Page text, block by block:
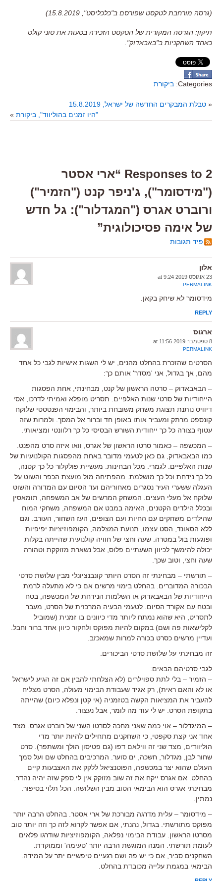
(גרסה מורחבת לטקסט שפורסם ב"כלכליסט", 15.8.2019)
תיקון: הגרסה המקורית של הטקסט הזכירה בטעות את טוני קולט
כאחד השחקניות ב"באבאדוק".
Categories: ביקורת
« טבלת המבקרים החדשה של ישראל, 15.8.2019
"היו זמנים בהוליווד", ביקורת »
2 Responses to “ארי אסטר
("מידסומר"), ג'ניפר קנט ("הזמיר")
ורוברט אגרס ("המגדלור"): גל חדש
של אימה פסיכולוגית”
פיד תגובות
אלון
23 אוגוסט 2019 at 9:24
PERMALINK
מידסומר לא שיחק בקאן.
REPLY
ארגוס
8 ספטמבר 2019 at 11:56
PERMALINK
הסרטים שהזכרת בהחלט מהנים, יש לי השגות אישיות לגבי כל אחד
מהם, אך בגדול, אני 'מסדר' אותם כך:
– הבאבאדוק – סרטה הראשון של קנט, מבחינתי, אחת הפסגות
הייחודיות של סרטי שנות האלפיים. תסריט מופלא ואמיתי לדרכו, אסי
דיוויס נותנת תצוגת משחק משובחת ביותר, והבימוי הפנטסטי שלוקח
קונספט מרתק ומעביר אותו באופן חד וברור אל המסך. ולמרות שזה
עטוף בצורה כל כך ייחודית השורש הבסיסי כל כך רלוונטי ומציאותי.
– המכשפה – כאמור סרטו הראשון של אגרס, וואו איזה סרט מהפנט.
כמו הבאבאדוק, גם כאן לטעמי מדובר באחת מהפסגות הקולנועיות של
שנות האלפיים. לגמרי. מכל הבחינות. מעשיית פולקלור כל כך קטנה,
כל כך נידחת וכל כך מושלמת. מהפתיחה מול מועצת הכפר והשוט על
העגלה ששערי העיר נסגרים מאחוריהם ועד הסיום עם המדורה והשוט
שלוקח אל מעלי העצים. המשחק המרשים של אב המשפחה, תומאסין
ובכלל הילדים הקטנים, האימה במבט אם המשפחה, משחקי המוח
שהילדים משחקים עם החיות ועם הצופים, העז השחור, העורב. וגם
ללא הסאונד, הסט עצמו, תנועת המצלמה, הקומפוזיציות יפיפיות
ופוגעות בול במטרה. שעה וחצי של חוויה קולנועית שהייתה בקלות
יכולה להימשך לכיוון השעתיים פלוס, אבל נשארת מזוקקת וטהורה
שעה וחצי, וטוב שכך.
– תורשתי – מבחינתי זה הסרט היותר קונבנציונלי מבין שלושת סרטי
הבכורה המדוברים. בהחלט בימוי מרשים אם כי לא מתעלה לרמת
הייחודיות של הבאבאדוק או השלמות הנידחת של המכשפה, בטח
ובטח עם אקורד הסיום. לטעמי הבעיה המרכזית של הסרט, מעבר
לתסריט, היא שהוא נמתח ליותר מדי כיוונים בו זמנית (שמוביל
לקלישאות פה ושם) במקום להיות מפוקס ולחקור כיוון אחד ברור וחבל.
ועדיין מרשים כסרט בכורה למרות שמאכזב.
זה מבחינתי על שלושת סרטי הביכורים.
לגבי סרטיהם הבאים:
– הזמיר – בלי לתת ספוילרים (לא הצלחתי להבין אם זה הגיע לישראל
או לא והאם ראית), רק אגיד שעבודת הבימוי מעולה, הסרט מצליח
להעביר את המציאות הקשה בטזמניה (אי קטן ונפלא כיום) שהייתה
בתקופת הסרט. יש לי עוד מה לומר, אבל נעצור.
– המיגדלור – אוי כמה שאני מחכה לסרטו השני של רוברט אגרס. מצד
אחד אני קצת סקפטי, כי השחקנים מתחילים להיות יותר מדי
הוליוודים, מצד שני זה ווילאם דפו (גם פטיסון הולך ומשתפר). סרט
שחור לבן, מגדלור, חשכה, ים סוער. המרכיבים בהחלט שם ועל סמך
העולם שהוא יצר במכשפה, הפוטנציאל ללקק את האצבעות קיים
בהחלט. אם אגרס ייקח את זה שוב מזוקק אין לי ספק שזה יהיה נהדר.
מבחינתי אגרס הוא הבימאי הטוב מבין השלושה. הכל תלוי בסיפור.
נמתין.
– מידסומר – עלית מדרגה מבורכת של ארי אסטר. בהחלט הרבה יותר
מפוקס מתורשתי. בגדול, נהנתי, אם אפשר לקרוא לזה כך וזה יותר טוב
מסרטו הראשון. עבודת הבימוי נפלאה, הקומפוזיציות שודרגו פלאים
לעומת תורשתי. המנה המוגשת הרבה יותר 'טעימה' וממוקדת.
השחקנים סביר, אם כי יש פה ושם רגעיים טיפשיים יתר על המידה.
הבימאי במגמת עלייה מכובדת בהחלט.